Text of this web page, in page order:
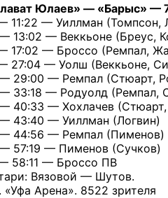
Юлаев» — «Барыс» —
11:22 — Уиллман (Томпсон,
13:02 — Веккьоне (Бреус,
17:02 — Броссо (Ремпал,
27:04 — Уолш (Веккьоне,
29:00 — Ремпал (Стюарт,
33:18 — Родуолд (Ремпал,
40:33 — Хохлачев (Стюарт,
43:40 — Уиллман (Логвин)
44:56 — Ремпал (Пименов)
57:19 — Пименов (Сучков)
58:11 — Броссо ПВ
Вязовой — Шутов.
«Уфа Арена». 8522 зрителя